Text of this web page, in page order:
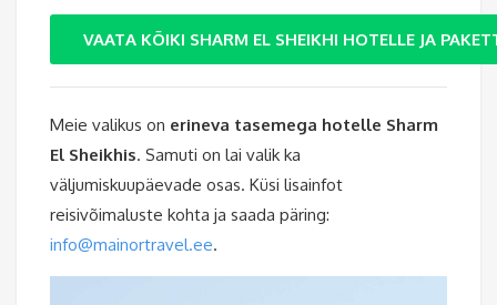
VAATA KÕIKI SHARM EL SHEIKHI HOTELLE JA
Meie valikus on erineva tasemega hotelle Sharm
El Sheikhis. Samuti on lai valik ka
väljumiskuupäevade osas. Küsi lisainfot
reisivõimaluste kohta ja saada päring:
info@mainortravel.ee.